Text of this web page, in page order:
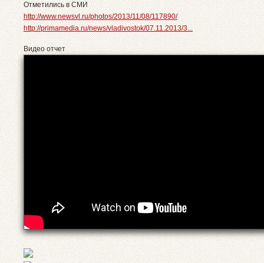
Отметились в СМИ
http://www.newsvl.ru/photos/2013/11/08/117890/
http://primamedia.ru/news/vladivostok/07.11.2013/3...
Видео отчет